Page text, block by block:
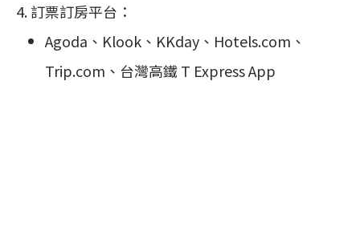
訂票訂房平台：
Agoda、Klook、KKday、Hotels.com、
Trip.com、台灣高鐵 T Express App